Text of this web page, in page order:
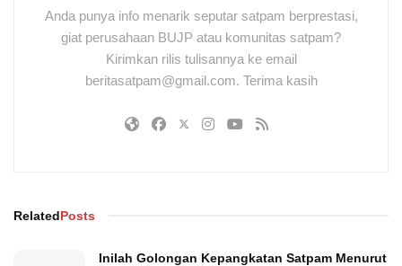
Anda punya info menarik seputar satpam berprestasi,
giat perusahaan BUJP atau komunitas satpam?
Kirimkan rilis tulisannya ke email
beritasatpam@gmail.com. Terima kasih
RelatedPosts
Inilah Golongan Kepangkatan Satpam Menurut